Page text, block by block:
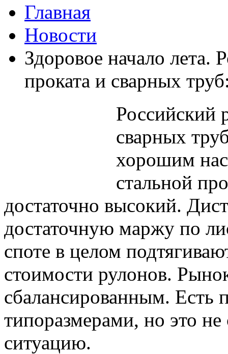
Главная
Новости
Здоровое начало лета.
проката и сварных
Российский
сварных
хорошим
стальной
достаточно высокий.
достаточную маржу по
споте в целом
стоимости рулонов.
сбалансированным. Есть
типоразмерами, но это
ситуацию.